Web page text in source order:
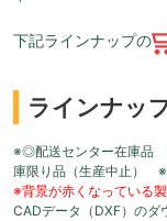
下記ラインナップの
ラインナッ
※◎配送センター在庫
庫限り品（生産中止） ※
※背景が赤くなっている
CADデータ（DXF）のダ